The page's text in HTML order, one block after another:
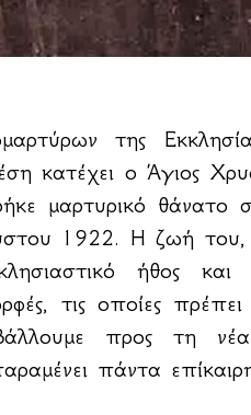
της
κατέχει ο Άγιος
μαρτυρικό θάνατο
1922. Η ζωή του,
ήθος
τις οποίες
προς τη
πάντα